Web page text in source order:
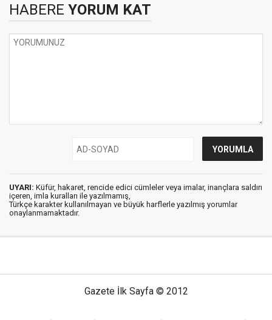
HABERE YORUM KAT
UYARI: Küfür, hakaret, rencide edici cümleler veya imalar, inançlara saldırı
içeren, imla kuralları ile yazılmamış,
Türkçe karakter kullanılmayan ve büyük harflerle yazılmış yorumlar
onaylanmamaktadır.
Gazete İlk Sayfa © 2012